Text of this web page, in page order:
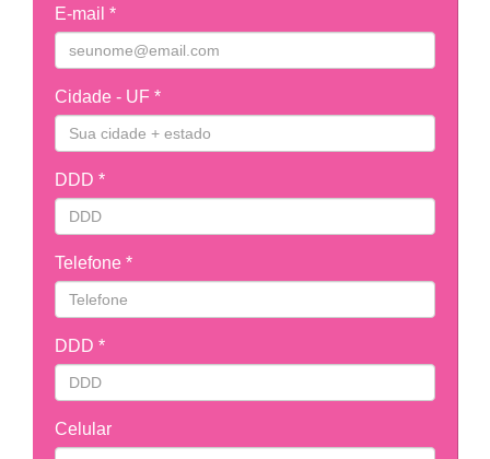
E-mail *
Cidade - UF *
DDD *
Telefone *
DDD *
Celular